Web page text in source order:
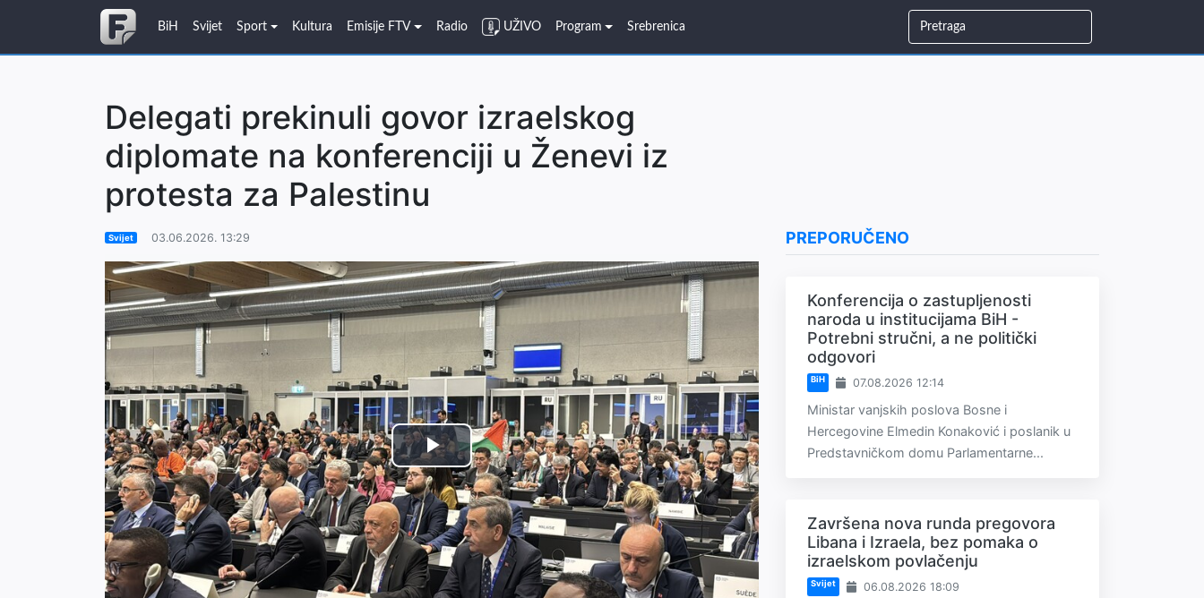
BiH Svijet Sport Kultura Emisije FTV Radio UŽIVO Program Srebrenica
Delegati prekinuli govor izraelskog
diplomate na konferenciji u Ženevi iz
protesta za Palestinu
Svijet 03.06.2026. 13:29
Play
Video
PREPORUČENO
Konferencija o zastupljenosti
naroda u institucijama BiH -
Potrebni stručni, a ne politički
odgovori
BiH 07.08.2026 12:14
Ministar vanjskih poslova Bosne i
Hercegovine Elmedin Konaković i poslanik u
Predstavničkom domu Parlamentarne...
Završena nova runda pregovora
Libana i Izraela, bez pomaka o
izraelskom povlačenju
Svijet 06.08.2026 18:09